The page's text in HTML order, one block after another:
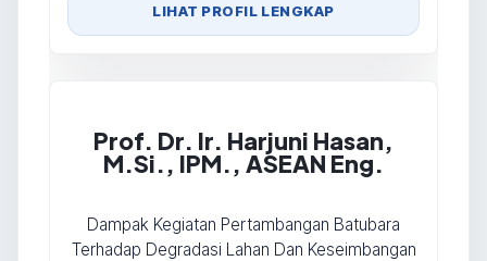
LIHAT PROFIL LENGKAP
Prof. Dr. Ir. Harjuni Hasan,
M.Si., IPM., ASEAN Eng.
Dampak Kegiatan Pertambangan Batubara
Terhadap Degradasi Lahan Dan Keseimbangan